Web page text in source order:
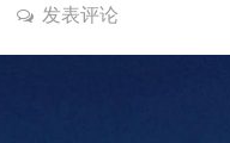
发表评论